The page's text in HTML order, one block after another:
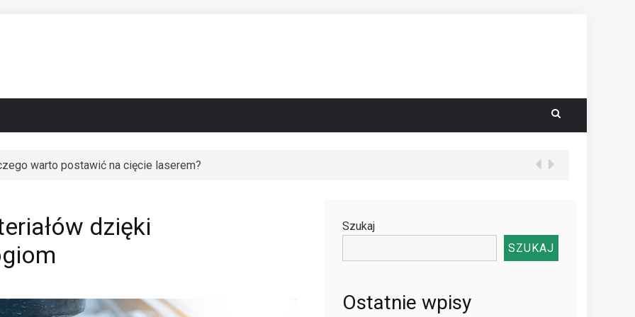
warto postawić na cięcie laserem?
zmienia architekturę miast
dzięki
Szukaj
SZUKAJ
Ostatnie wpisy